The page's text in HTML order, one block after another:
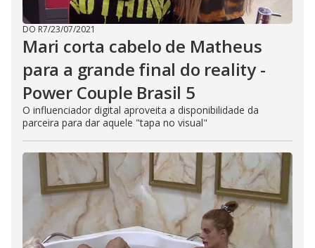
DO R7/23/07/2021
Mari corta cabelo de Matheus
para a grande final do reality -
Power Couple Brasil 5
O influenciador digital aproveita a disponibilidade da
parceira para dar aquele "tapa no visual"